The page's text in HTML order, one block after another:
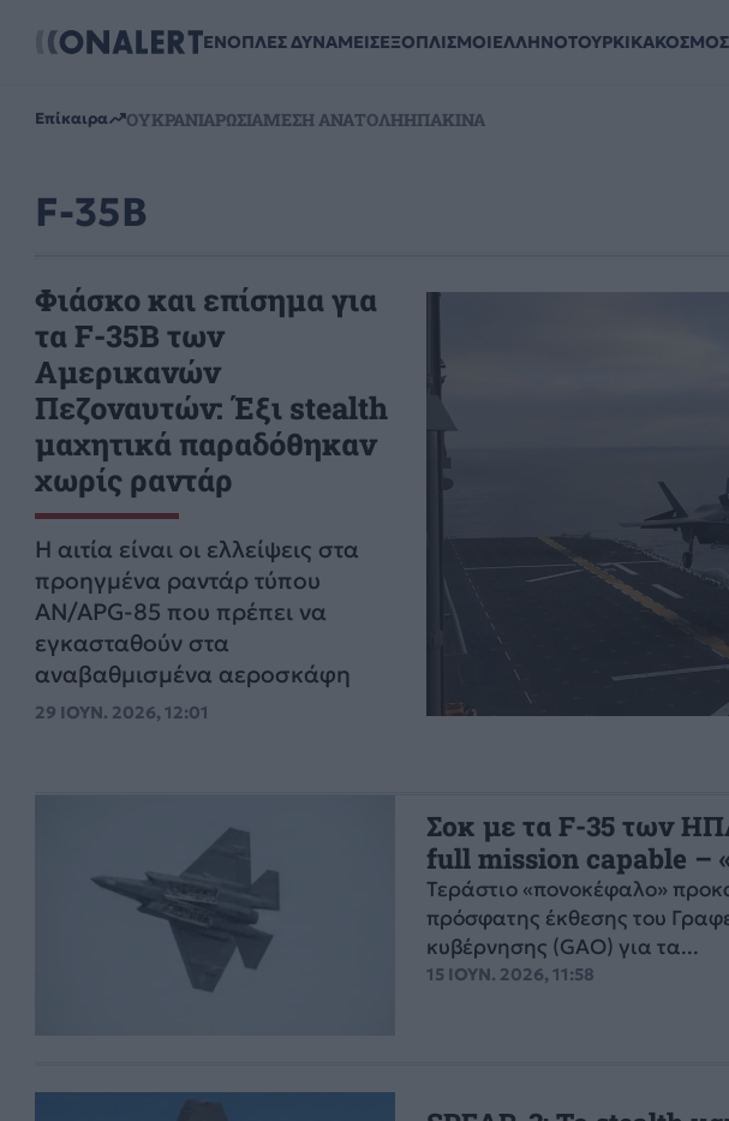
ΕΝΟΠΛΕΣ ΔΥΝΑΜΕΙΣΕΞΟΠΛΙΣΜΟΙΕΛΛΗΝΟΤΟΥΡΚΙΚΑΚΟΣΜΟΣ
Επίκαιρα ΟΥΚΡΑΝΙΑΡΩΣΙΑΜΕΣΗ ΑΝΑΤΟΛΗΗΠΑΚΙΝΑ
F-35B
Φιάσκο και επίσημα για
τα F-35B των
Αμερικανών
Πεζοναυτών: Έξι stealth
μαχητικά παραδόθηκαν
χωρίς ραντάρ
Η αιτία είναι οι ελλείψεις στα
προηγμένα ραντάρ τύπου
AN/APG-85 που πρέπει να
εγκασταθούν στα
αναβαθμισμένα αεροσκάφη
29 ΙΟΥΝ. 2026, 12:01
Σοκ με τα F-35 των
full mission capable –
Τεράστιο «πονοκέφαλο»
πρόσφατης έκθεσης του
κυβέρνησης (GAO) για τα...
15 ΙΟΥΝ. 2026, 11:58